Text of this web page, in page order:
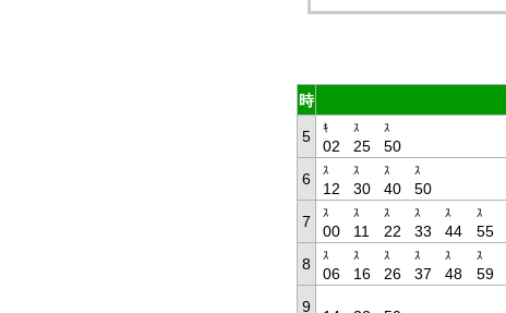
時
5 ｷ
02
ｽ
25
ｽ
50
6
ｽ
12
ｽ
30
ｽ
40
ｽ
50
7
ｽ
00
ｽ
11
ｽ
22
ｽ
33
ｽ
44
ｽ
55
8
ｽ
06
ｽ
16
ｽ
26
ｽ
37
ｽ
48
ｽ
59
9